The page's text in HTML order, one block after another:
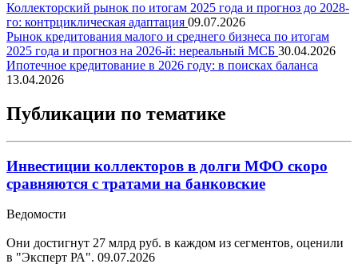
Коллекторский рынок по итогам 2025 года и прогноз до 2028-
го: контрциклическая адаптация 09.07.2026
Рынок кредитования малого и среднего бизнеса по итогам
2025 года и прогноз на 2026-й: нереальный МСБ 30.04.2026
Ипотечное кредитование в 2026 году: в поисках баланса
13.04.2026
Публикации по тематике
Инвестиции коллекторов в долги МФО скоро
сравняются с тратами на банковские
Ведомости
Они достигнут 27 млрд руб. в каждом из сегментов, оценили
в "Эксперт РА". 09.07.2026